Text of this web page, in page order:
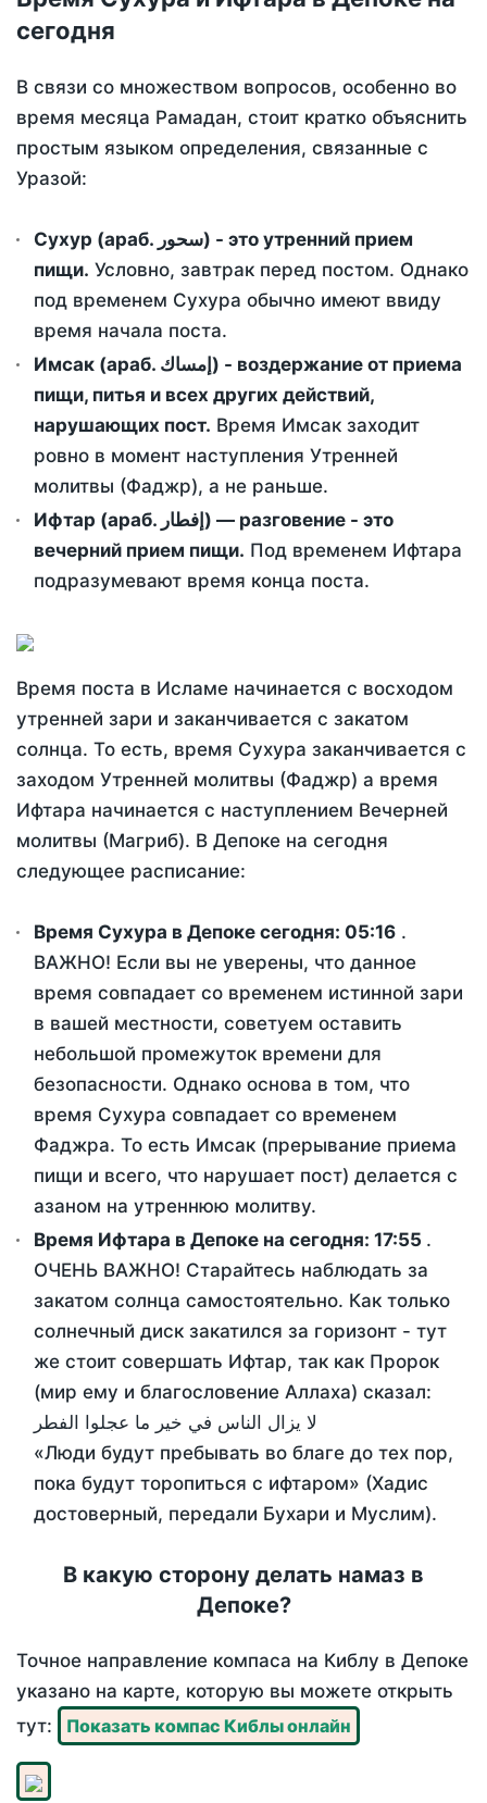
сегодня
В связи со множеством вопросов, особенно во
время месяца Рамадан, стоит кратко объяснить
простым языком определения, связанные с
Уразой:
Сухур (араб. سحور) - это утренний прием
пищи. Условно, завтрак перед постом. Однако
под временем Сухура обычно имеют ввиду
время начала поста.
Имсак (араб. إمساك) - воздержание от приема
пищи, питья и всех других действий,
нарушающих пост. Время Имсак заходит
ровно в момент наступления Утренней
молитвы (Фаджр), а не раньше.
Ифтар (араб. إفطار) — разговение - это
вечерний прием пищи. Под временем Ифтара
подразумевают время конца поста.
Время поста в Исламе начинается с восходом
утренней зари и заканчивается с закатом
солнца. То есть, время Сухура заканчивается с
заходом Утренней молитвы (Фаджр) а время
Ифтара начинается с наступлением Вечерней
молитвы (Магриб). В Депоке на сегодня
следующее расписание:
Время Сухура в Депоке сегодня: 05:16 .
ВАЖНО! Если вы не уверены, что данное
время совпадает со временем истинной зари
в вашей местности, советуем оставить
небольшой промежуток времени для
безопасности. Однако основа в том, что
время Сухура совпадает со временем
Фаджра. То есть Имсак (прерывание приема
пищи и всего, что нарушает пост) делается с
азаном на утреннюю молитву.
Время Ифтара в Депоке на сегодня: 17:55 .
ОЧЕНЬ ВАЖНО! Старайтесь наблюдать за
закатом солнца самостоятельно. Как только
солнечный диск закатился за горизонт - тут
же стоит совершать Ифтар, так как Пророк
(мир ему и благословение Аллаха) сказал:
لا يزال الناس في خير ما عجلوا الفطر
«Люди будут пребывать во благе до тех пор,
пока будут торопиться с ифтаром» (Хадис
достоверный, передали Бухари и Муслим).
В какую сторону делать намаз в
Депоке?
Точное направление компаса на Киблу в Депоке
указано на карте, которую вы можете открыть
тут:
Показать компас Киблы онлайн